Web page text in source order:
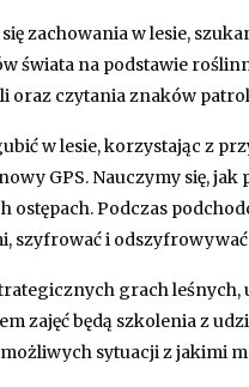
zachowania w lesie,
świata na podstawie
oraz czytania znaków
w lesie, korzystając z
GPS. Nauczymy się, jak
ostępach. Podczas
szyfrować i
grach leśnych,
zajęć będą szkolenia z
sytuacji z jakimi